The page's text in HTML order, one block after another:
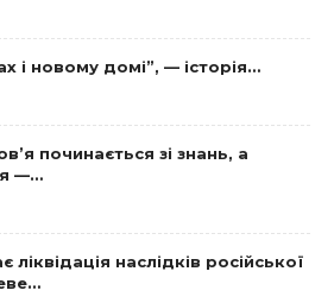
і новому домі”, — історія…
починається зі знань, а
—…
наслідків російської